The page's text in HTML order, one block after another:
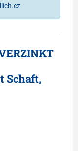
Schaft,